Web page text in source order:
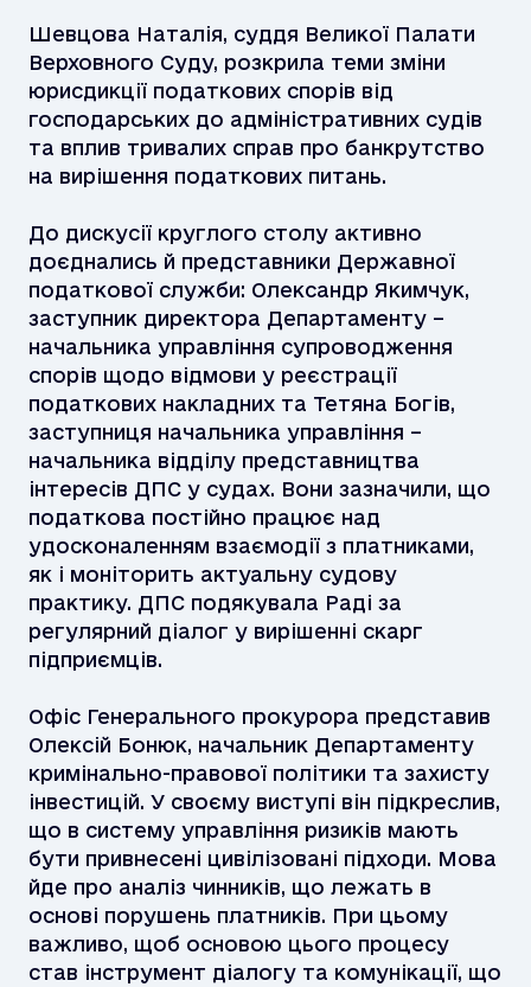
Шевцова Наталія, суддя Великої Палати
Верховного Суду, розкрила теми зміни
юрисдикції податкових спорів від
господарських до адміністративних судів
та вплив тривалих справ про банкрутство
на вирішення податкових питань.
До дискусії круглого столу активно
доєднались й представники Державної
податкової служби: Олександр Якимчук,
заступник директора Департаменту –
начальника управління супроводження
спорів щодо відмови у реєстрації
податкових накладних та Тетяна Богів,
заступниця начальника управління –
начальника відділу представництва
інтересів ДПС у судах. Вони зазначили, що
податкова постійно працює над
удосконаленням взаємодії з платниками,
як і моніторить актуальну судову
практику. ДПС подякувала Раді за
регулярний діалог у вирішенні скарг
підприємців.
Офіс Генерального прокурора представив
Олексій Бонюк, начальник Департаменту
кримінально-правової політики та захисту
інвестицій. У своєму виступі він підкреслив,
що в систему управління ризиків мають
бути привнесені цивілізовані підходи. Мова
йде про аналіз чинників, що лежать в
основі порушень платників. При цьому
важливо, щоб основою цього процесу
став інструмент діалогу та комунікації, що